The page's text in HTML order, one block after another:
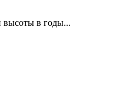
высоты в годы...